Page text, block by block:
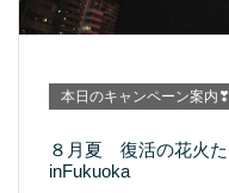
本日のキャンペーン案内
８月夏 復活の花火
inFukuoka